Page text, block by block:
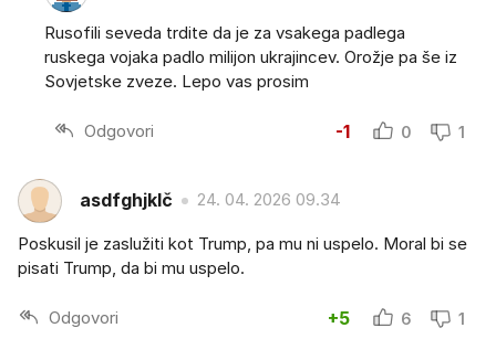
Rusofili seveda trdite da je za vsakega padlega
ruskega vojaka padlo milijon ukrajincev. Orožje pa še iz
Sovjetske zveze. Lepo vas prosim
Odgovori -1 0 1
asdfghjklč 24. 04. 2026 09.34
Poskusil je zaslužiti kot Trump, pa mu ni uspelo. Moral bi se
pisati Trump, da bi mu uspelo.
Odgovori +5 6 1